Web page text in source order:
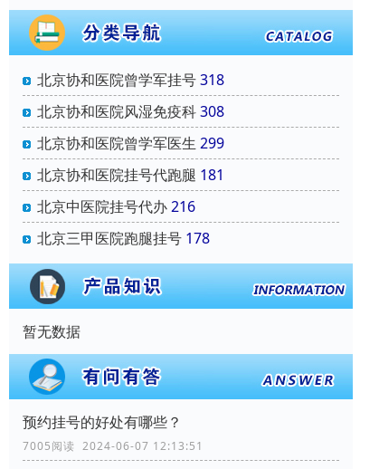
北京协和医院曾学军挂号318
北京协和医院风湿免疫科308
北京协和医院曾学军医生 299
北京协和医院挂号代跑腿 181
北京中医院挂号代办216
北京三甲医院跑腿挂号 178
暂无数据
预约挂号的好处有哪些？
7005阅读 2024-06-07 12:13:51